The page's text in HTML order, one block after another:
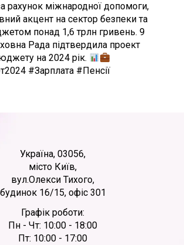
рахунок міжнародної допомоги,
акцент на сектор безпеки та
понад 1,6 трлн гривень. 9
Рада підтвердила проект
на 2024 рік.
#Зарплата #Пенсії
Україна, 03056,
місто Київ,
вул.Олекси Тихого,
будинок 16/15, офіс 301
Графік роботи:
Пн - Чт: 10:00 - 18:00
Пт: 10:00 - 17:00